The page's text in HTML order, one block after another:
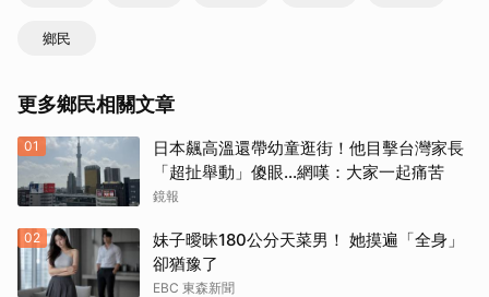
鄉民
更多鄉民相關文章
01
日本飆高溫還帶幼童逛街！他目擊台灣家長
「超扯舉動」傻眼...網嘆：大家一起痛苦
鏡報
02
妹子曖昧180公分天菜男！ 她摸遍「全身」
卻猶豫了
EBC 東森新聞